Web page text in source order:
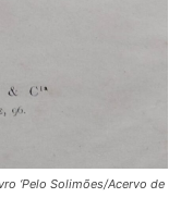
‘Pelo Solimões/Acervo de